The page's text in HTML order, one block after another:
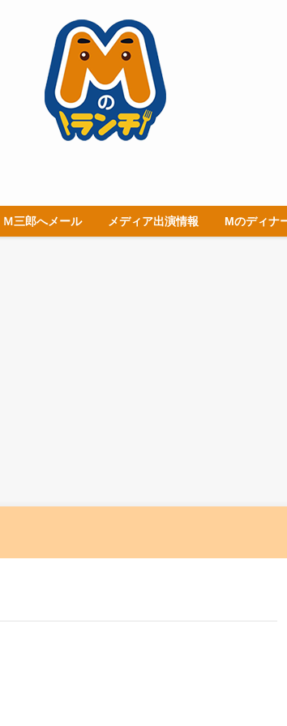
Ｍ三郎へメール メディア出演情報 Mのディナ